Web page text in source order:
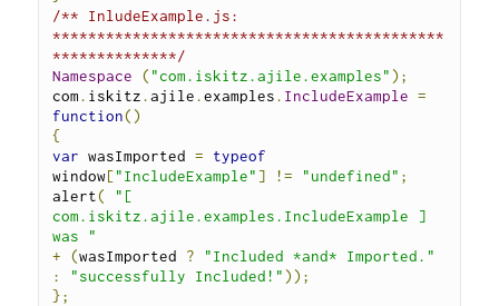
/** InludeExample.js:
********************************************
**************/
Namespace
( "com.iskitz.ajile.examples" );
com . iskitz .ajile .examples . IncludeExample =
function()
{
var wasImported =
typeof
window["IncludeExample" ] != "undefined" ;
alert(
"[
com.iskitz.ajile.examples.IncludeExample ]
was "
+
(wasImported ?
"Included *and* Imported."
:
"successfully Included!" ));
};